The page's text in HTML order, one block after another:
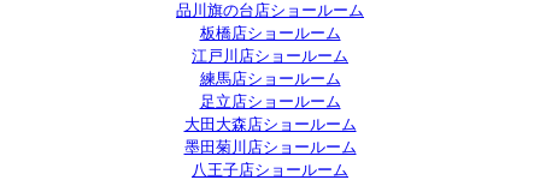
品川旗の台店ショールーム
板橋店ショールーム
江戸川店ショールーム
練馬店ショールーム
足立店ショールーム
大田大森店ショールーム
墨田菊川店ショールーム
八王子店ショールーム